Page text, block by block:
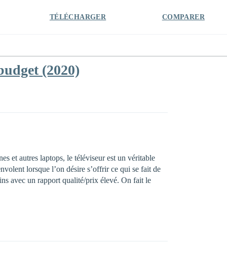
TÉLÉCHARGER COMPARER
(2020)
et autres laptops, le téléviseur est un véritable
lorsque l’on désire s’offrir ce qui se fait de
avec un rapport qualité/prix élevé. On fait le